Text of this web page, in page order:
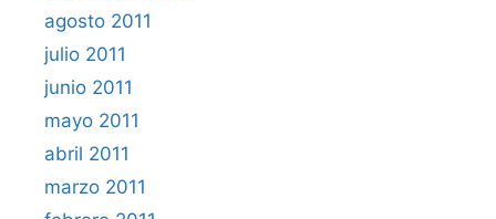
agosto 2011
julio 2011
junio 2011
mayo 2011
abril 2011
marzo 2011